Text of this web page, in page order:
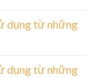
dụng từ những
dụng từ những